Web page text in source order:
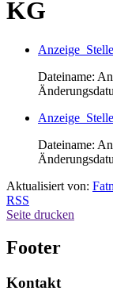
KG
Dateiname:
Dateiname:
Aktualisiert von:
RSS
Seite drucken
Footer
Kontakt